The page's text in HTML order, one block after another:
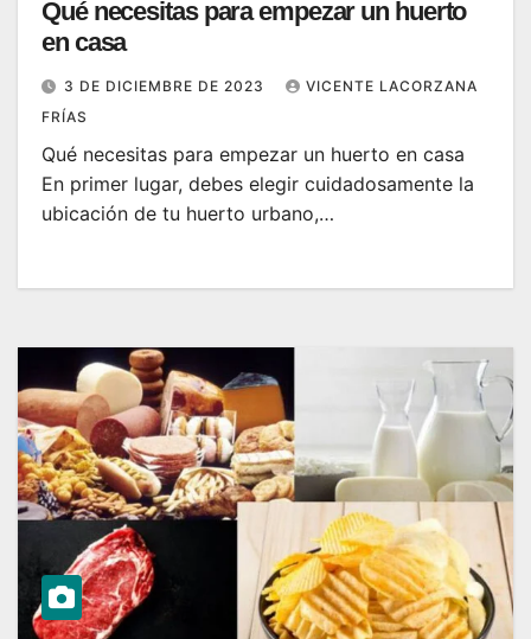
Qué necesitas para empezar un huerto
en casa
3 DE DICIEMBRE DE 2023
VICENTE LACORZANA
FRÍAS
Qué necesitas para empezar un huerto en casa
En primer lugar, debes elegir cuidadosamente la
ubicación de tu huerto urbano,…